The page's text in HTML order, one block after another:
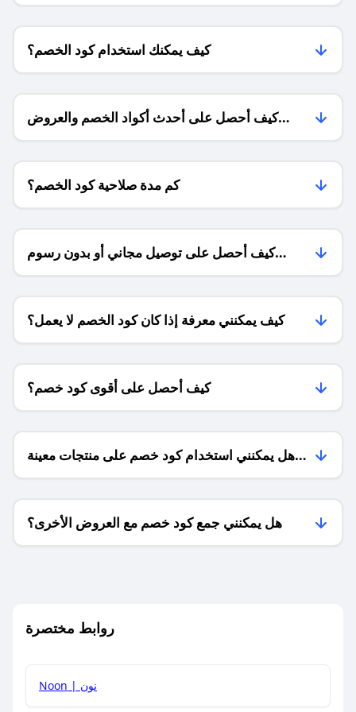
كيف يمكنك استخدام كود الخصم؟
كيف أحصل على أحدث أكواد الخصم والعروض
للمتاجر؟
كم مدة صلاحية كود الخصم؟
كيف أحصل على توصيل مجاني أو بدون رسوم
الشحن ؟
كيف يمكنني معرفة إذا كان كود الخصم لا يعمل؟
كيف أحصل على أقوى كود خصم؟
هل يمكنني استخدام كود خصم على منتجات معينة
فقط؟
هل يمكنني جمع كود خصم مع العروض الأخرى؟
روابط مختصرة
Noon | نون